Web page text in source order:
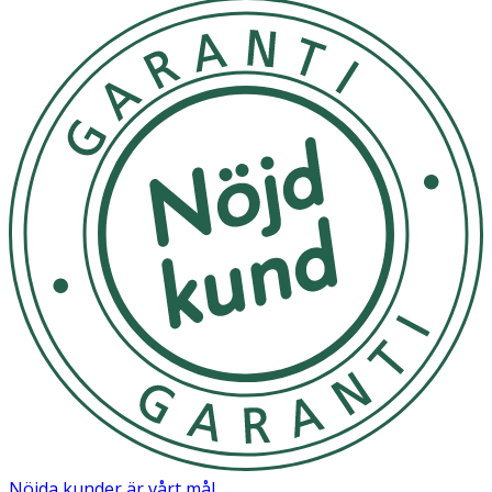
ljusa upp huden, jämna ut hudtonen och reducera
akneärr. Vit tryffel förstärker den uppljusande effekten
och stimulerar hudens egen kollagenproduktion för en
fastare och mer strålande hud. Lågmolekylärt kollag
Använd efter rengöring. Svep en pad försiktigt över
ansikte och hals eller applicera som en snabb sheet-
mask på utvalda områden. Klappa in resterande essence i
huden. Skölj inte av.
Endast för utvärtes bruk. Undvik kontakt med ögonen.
Om någon biverkning uppstår, sluta använda produkten.
Rådfråga din läkare om tillståndet kvarstår
OK för gravida och ammande:
Ingredienser:
Hippophae Rhamnoides Water,Aqua/Water/Eau,Butylene
Glycol,Glycerin,Glycereth-26,Niacinamide,1,2-